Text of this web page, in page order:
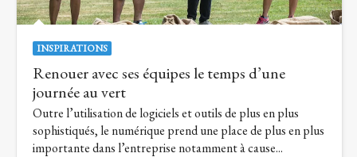
INSPIRATIONS
Renouer avec ses équipes le temps d’une
journée au vert
Outre l’utilisation de logiciels et outils de plus en plus
sophistiqués, le numérique prend une place de plus en plus
importante dans l’entreprise notamment à cause...